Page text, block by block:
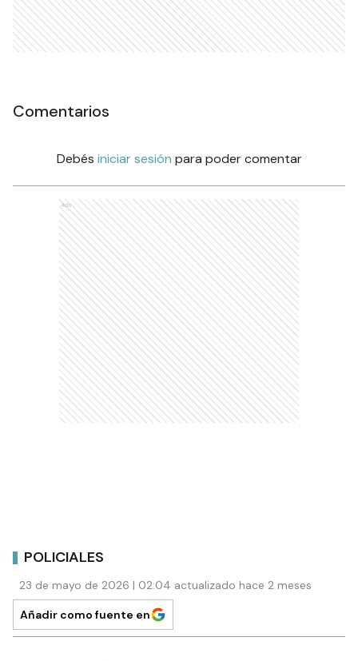
Comentarios
Debés iniciar sesión para poder comentar
Ads
POLICIALES
23 de mayo de 2026 | 02:04 actualizado hace 2 meses
Añadir como fuente en